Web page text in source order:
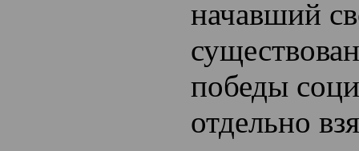
начавший
победы
отдельно